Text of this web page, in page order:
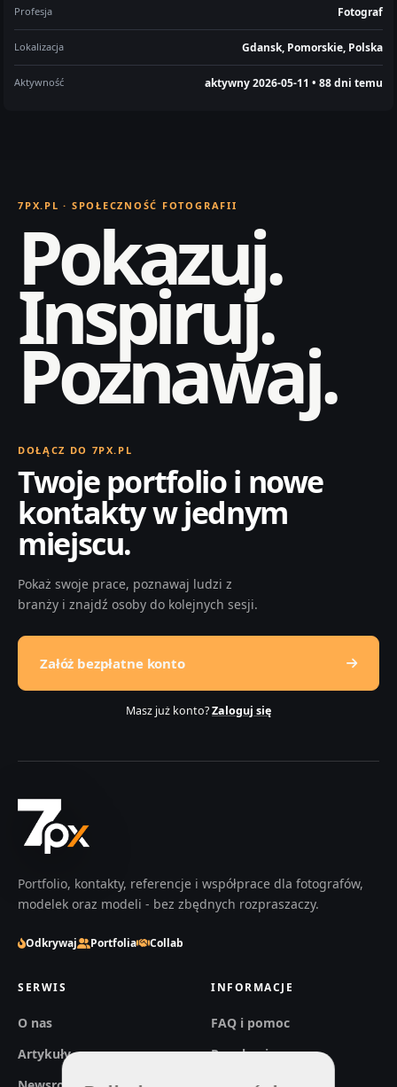
Profesja Fotograf
Lokalizacja Gdansk, Pomorskie, Polska
Aktywność aktywny 2026-05-11 • 88 dni temu
7PX.PL · SPOŁECZNOŚĆ FOTOGRAFII
Pokazuj.
Inspiruj.
Poznawaj.
DOŁĄCZ DO 7PX.PL
Twoje portfolio i nowe
kontakty w jednym
miejscu.
Pokaż swoje prace, poznawaj ludzi z
branży i znajdź osoby do kolejnych sesji.
Załóż bezpłatne konto
Masz już konto?Zaloguj się
Portfolio, kontakty, referencje i współprace dla fotografów,
modelek oraz modeli - bez zbędnych rozpraszaczy.
Odkrywaj Portfolia Collab
SERWIS
O nas
Artykuły
INFORMACJE
FAQ i pomoc
Regulaminy